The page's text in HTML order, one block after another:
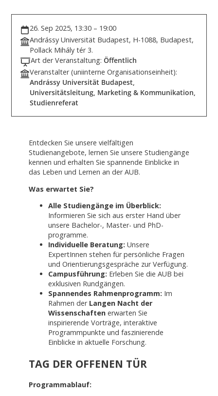
26. Sep 2025, 13:30 – 19:00
Andrássy Universität Budapest, H-1088, Budapest,
Pollack Mihály tér 3.
Art der Veranstaltung: Öffentlich
Veranstalter (uniinterne Organisationseinheit):
Andrássy Universität Budapest,
Universitätsleitung, Marketing & Kommunikation,
Studienreferat
Entdecken Sie unsere vielfältigen
Studienangebote, lernen Sie unsere Studiengänge
kennen und erhalten Sie spannende Einblicke in
das Leben und Lernen an der AUB.
Was erwartet Sie?
Alle Studiengänge im Überblick:
Informieren Sie sich aus erster Hand über
unsere Bachelor-, Master- und PhD-
programme.
Individuelle Beratung: Unsere
ExpertInnen stehen für persönliche Fragen
und Orientierungsgespräche zur Verfügung.
Campusführung: Erleben Sie die AUB bei
exklusiven Rundgängen.
Spannendes Rahmenprogramm: Im
Rahmen der Langen Nacht der
Wissenschaftenerwarten Sie
inspirierende Vorträge, interaktive
Programmpunkte und faszinierende
Einblicke in aktuelle Forschung.
TAG DER OFFENEN TÜR
Programmablauf: